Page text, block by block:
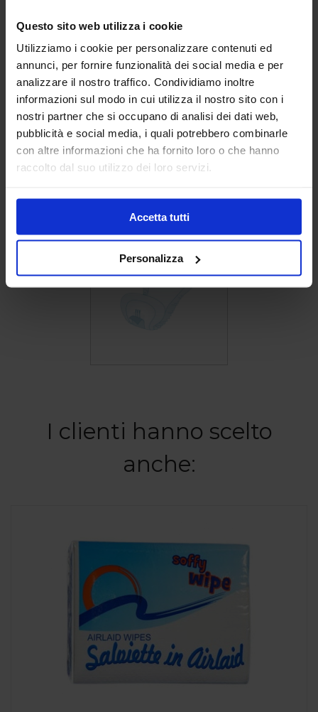
Questo sito web utilizza i cookie
Utilizziamo i cookie per personalizzare contenuti ed
annunci, per fornire funzionalità dei social media e per
analizzare il nostro traffico. Condividiamo inoltre
informazioni sul modo in cui utilizza il nostro sito con i
nostri partner che si occupano di analisi dei dati web,
pubblicità e social media, i quali potrebbero combinarle
con altre informazioni che ha fornito loro o che hanno
raccolto dal suo utilizzo dei loro servizi.
Accetta tutti
Personalizza
laterali, opportunamente ripiegati, assicurano
delicatezza scongiurando il rischio di fastidiosi e
dannosi sfregamenti.
I clienti hanno scelto
anche: